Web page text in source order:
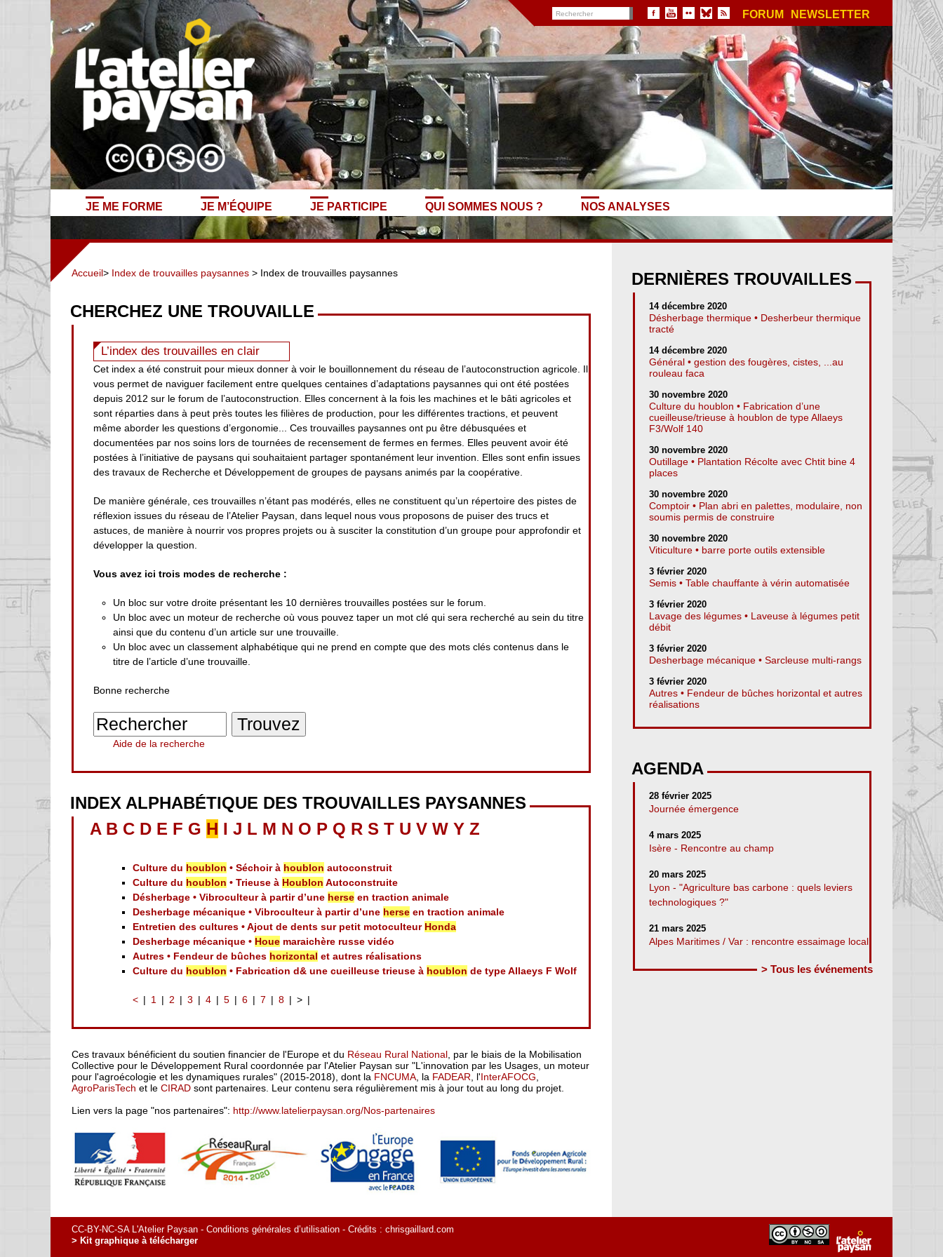
FORUM NEWSLETTER
JE ME FORME JE M’ÉQUIPE JE PARTICIPE QUI SOMMES NOUS ? NOS ANALYSES
Accueil> Index de trouvailles paysannes > Index de trouvailles paysannes
CHERCHEZ UNE TROUVAILLE
L’index des trouvailles en clair
Cet index a été construit pour mieux donner à voir le bouillonnement du réseau de l’autoconstruction agricole. Il
vous permet de naviguer facilement entre quelques centaines d’adaptations paysannes qui ont été postées
depuis 2012 sur le forum de l’autoconstruction. Elles concernent à la fois les machines et le bâti agricoles et
sont réparties dans à peut près toutes les filières de production, pour les différentes tractions, et peuvent
même aborder les questions d’ergonomie... Ces trouvailles paysannes ont pu être débusquées et
documentées par nos soins lors de tournées de recensement de fermes en fermes. Elles peuvent avoir été
postées à l’initiative de paysans qui souhaitaient partager spontanément leur invention. Elles sont enfin issues
des travaux de Recherche et Développement de groupes de paysans animés par la coopérative.
De manière générale, ces trouvailles n’étant pas modérés, elles ne constituent qu’un répertoire des pistes de
réflexion issues du réseau de l’Atelier Paysan, dans lequel nous vous proposons de puiser des trucs et
astuces, de manière à nourrir vos propres projets ou à susciter la constitution d’un groupe pour approfondir et
développer la question.
Vous avez ici trois modes de recherche :
Un bloc sur votre droite présentant les 10 dernières trouvailles postées sur le forum.
Un bloc avec un moteur de recherche où vous pouvez taper un mot clé qui sera recherché au sein du titre
ainsi que du contenu d’un article sur une trouvaille.
Un bloc avec un classement alphabétique qui ne prend en compte que des mots clés contenus dans le
titre de l’article d’une trouvaille.
Bonne recherche
Aide de la recherche
INDEX ALPHABÉTIQUE DES TROUVAILLES PAYSANNES
A B C D E F G H I J L M N O P Q R S T U V W Y Z
Culture du houblon • Séchoir à houblon autoconstruit
Culture du houblon • Trieuse à Houblon Autoconstruite
Désherbage • Vibroculteur à partir d’une herse en traction animale
Desherbage mécanique • Vibroculteur à partir d’une herse en traction animale
Entretien des cultures • Ajout de dents sur petit motoculteur Honda
Desherbage mécanique • Houe maraichère russe vidéo
Autres • Fendeur de bûches horizontal et autres réalisations
Culture du houblon • Fabrication d& une cueilleuse trieuse à houblon de type Allaeys F Wolf
< 1 2 3 4 5 6 7 8 >
Ces travaux bénéficient du soutien financier de l'Europe et du Réseau Rural National, par le biais de la Mobilisation
Collective pour le Développement Rural coordonnée par l'Atelier Paysan sur "L'innovation par les Usages, un moteur
pour l'agroécologie et les dynamiques rurales" (2015-2018), dont la FNCUMA, la FADEAR, l'InterAFOCG,
AgroParisTech et le CIRAD sont partenaires. Leur contenu sera régulièrement mis à jour tout au long du projet.
Lien vers la page "nos partenaires": http://www.latelierpaysan.org/Nos-partenaires
DERNIÈRES TROUVAILLES
14 décembre 2020
Désherbage thermique • Desherbeur thermique
tracté
14 décembre 2020
Général • gestion des fougères, cistes, ...au
rouleau faca
30 novembre 2020
Culture du houblon • Fabrication d’une
cueilleuse/trieuse à houblon de type Allaeys
F3/Wolf 140
30 novembre 2020
Outillage • Plantation Récolte avec Chtit bine 4
places
30 novembre 2020
Comptoir • Plan abri en palettes, modulaire, non
soumis permis de construire
30 novembre 2020
Viticulture • barre porte outils extensible
3 février 2020
Semis • Table chauffante à vérin automatisée
3 février 2020
Lavage des légumes • Laveuse à légumes petit
débit
3 février 2020
Desherbage mécanique • Sarcleuse multi-rangs
3 février 2020
Autres • Fendeur de bûches horizontal et autres
réalisations
AGENDA
28 février 2025
Journée émergence
4 mars 2025
Isère - Rencontre au champ
20 mars 2025
Lyon - "Agriculture bas carbone : quels leviers
technologiques ?"
21 mars 2025
Alpes Maritimes / Var : rencontre essaimage local
> Tous les événements
CC-BY-NC-SA L'Atelier Paysan - Conditions générales d’utilisation - Crédits : chrisgaillard.com
> Kit graphique à télécharger